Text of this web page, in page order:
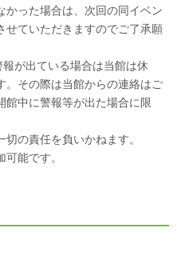
かった場合は、次回の同イベン
せていただきますのでご了承願
が出ている場合は当館は休
。その際は当館からの連絡はご
館中に警報等が出た場合に限
の責任を負いかねます。
能です。